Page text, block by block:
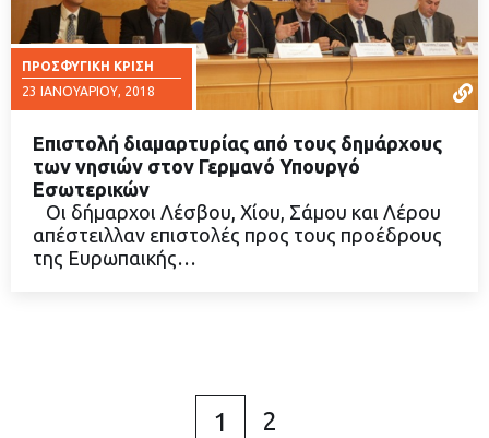
ΠΡΟΣΦΥΓΙΚΉ ΚΡΊΣΗ
23 ΙΑΝΟΥΑΡΊΟΥ, 2018
ΔΙΑΒΑΣΤΕ ΠΕΡΙΣΣΟΤΕΡΑ
Επιστολή διαμαρτυρίας από τους δημάρχους
των νησιών στον Γερμανό Υπουργό
Εσωτερικών
Oι δήμαρχοι Λέσβου, Χίου, Σάμου και Λέρου
απέστειλλαν επιστολές προς τους προέδρους
της Ευρωπαικής…
1 2